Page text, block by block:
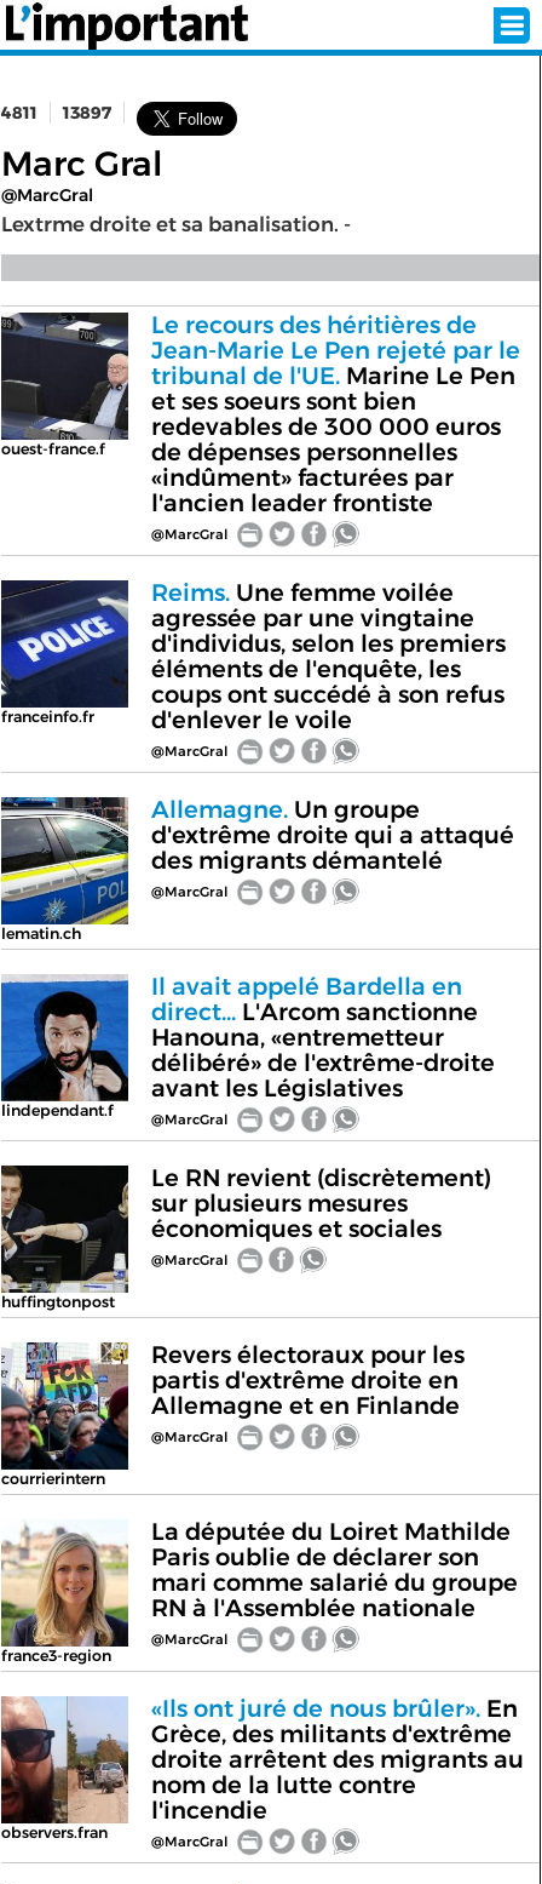
SÉLECTION DE L'ÉTÉ
SUR L'ÉCRAN D'ACCUEIL
ABONNEZ-VOUS À LA NEWSLETTER!
SUIVEZ NOUS:
< RETOUR À L'ACCUEIL
4811 13897
Marc Gral
@MarcGral
Lextrme droite et sa banalisation. -
ouest-france.f
Le recours des héritières de
Jean-Marie Le Pen rejeté par le
tribunal de l'UE.Marine Le Pen
et ses soeurs sont bien
redevables de 300 000 euros
de dépenses personnelles
«indûment» facturées par
l'ancien leader frontiste
@MarcGral
franceinfo.fr
Reims.Une femme voilée
agressée par une vingtaine
d'individus, selon les premiers
éléments de l'enquête, les
coups ont succédé à son refus
d'enlever le voile
@MarcGral
lematin.ch
Allemagne.Un groupe
d'extrême droite qui a attaqué
des migrants démantelé
@MarcGral
lindependant.f
Il avait appelé Bardella en
direct...L'Arcom sanctionne
Hanouna, «entremetteur
délibéré» de l'extrême-droite
avant les Législatives
@MarcGral
huffingtonpost
Le RN revient (discrètement)
sur plusieurs mesures
économiques et sociales
@MarcGral
courrierintern
Revers électoraux pour les
partis d'extrême droite en
Allemagne et en Finlande
@MarcGral
france3-region
La députée du Loiret Mathilde
Paris oublie de déclarer son
mari comme salarié du groupe
RN à l'Assemblée nationale
@MarcGral
observers.fran
«Ils ont juré de nous brûler».En
Grèce, des militants d'extrême
droite arrêtent des migrants au
nom de la lutte contre
l'incendie
@MarcGral